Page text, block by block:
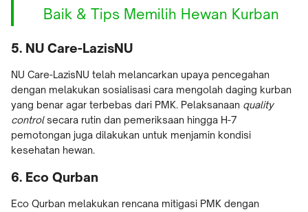
Baik & Tips Memilih Hewan Kurban
5. NU Care-LazisNU
NU Care-LazisNU telah melancarkan upaya pencegahan
dengan melakukan sosialisasi cara mengolah daging kurban
yang benar agar terbebas dari PMK. Pelaksanaan quality
controlsecara rutin dan pemeriksaan hingga H-7
pemotongan juga dilakukan untuk menjamin kondisi
kesehatan hewan.
6. Eco Qurban
Eco Qurban melakukan rencana mitigasi PMK dengan